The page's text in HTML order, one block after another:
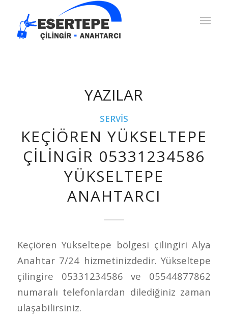
YAZILAR
SERVIS
KEÇIÖREN YÜKSELTEPE
ÇILINGIR 05331234586
YÜKSELTEPE
ANAHTARCI
Keçiören Yükseltepe bölgesi çilingiri Alya
Anahtar 7/24 hizmetinizdedir. Yükseltepe
çilingire 05331234586 ve 05544877862
numaralı telefonlardan dilediğiniz zaman
ulaşabilirsiniz.